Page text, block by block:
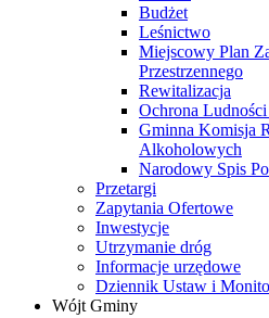
Budżet
Leśnictwo
Miejscowy Plan
Przestrzennego
Rewitalizacja
Ochrona
Gminna Komisja
Alkoholowych
Narodowy Spis
Przetargi
Zapytania Ofertowe
Inwestycje
Utrzymanie dróg
Informacje urzędowe
Dziennik Ustaw i
Wójt Gminy